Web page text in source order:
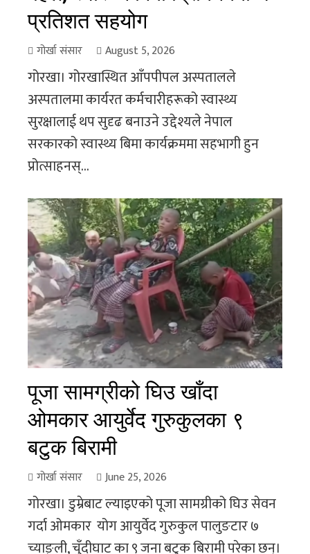
प्रतिशत सहयोग
गोर्खा संसार August 5, 2026
गोरखा। गोरखास्थित आँपपीपल अस्पतालले
अस्पतालमा कार्यरत कर्मचारीहरूको स्वास्थ्य
सुरक्षालाई थप सुदृढ बनाउने उद्देश्यले नेपाल
सरकारको स्वास्थ्य बिमा कार्यक्रममा सहभागी हुन
प्रोत्साहनस्...
पूजा सामग्रीको घिउ खाँदा
ओमकार आयुर्वेद गुरुकुलका ९
बटुक बिरामी
गोर्खा संसार June 25, 2026
गोरखा। डुम्रेबाट ल्याइएको पूजा सामग्रीको घिउ सेवन
गर्दा ओमकार योग आयुर्वेद गुरुकुल पालुङटार ७
च्याङ्ली, चुँदीघाट का ९ जना बटुक बिरामी परेका छन्।